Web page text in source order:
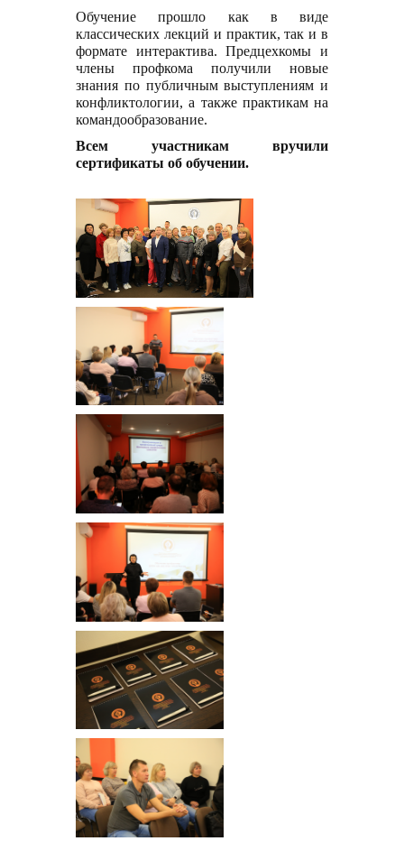
Обучение прошло как в виде
классических лекций и практик, так и в
формате интерактива. Предцехкомы и
члены профкома получили новые
знания по публичным выступлениям и
конфликтологии, а также практикам на
командообразование.
Всем участникам вручили
сертификаты об обучении.